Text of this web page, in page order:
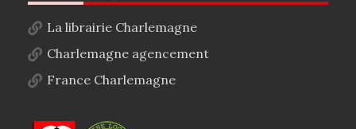
La librairie Charlemagne
Charlemagne agencement
France Charlemagne